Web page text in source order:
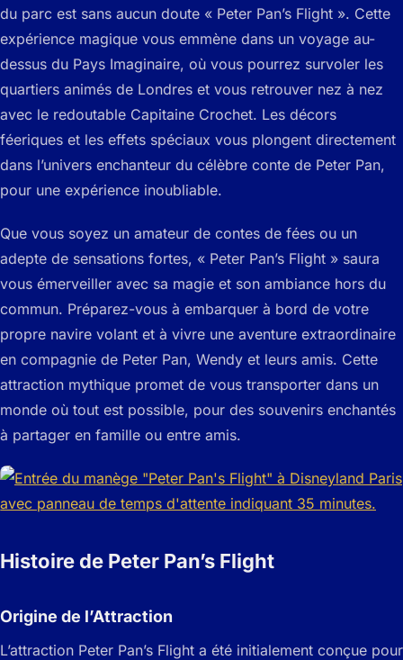
du parc est sans aucun doute « Peter Pan’s Flight ». Cette
expérience magique vous emmène dans un voyage au-
dessus du Pays Imaginaire, où vous pourrez survoler les
quartiers animés de Londres et vous retrouver nez à nez
avec le redoutable Capitaine Crochet. Les décors
féeriques et les effets spéciaux vous plongent directement
dans l’univers enchanteur du célèbre conte de Peter Pan,
pour une expérience inoubliable.
Que vous soyez un amateur de contes de fées ou un
adepte de sensations fortes, « Peter Pan’s Flight » saura
vous émerveiller avec sa magie et son ambiance hors du
commun. Préparez-vous à embarquer à bord de votre
propre navire volant et à vivre une aventure extraordinaire
en compagnie de Peter Pan, Wendy et leurs amis. Cette
attraction mythique promet de vous transporter dans un
monde où tout est possible, pour des souvenirs enchantés
à partager en famille ou entre amis.
Histoire de Peter Pan’s Flight
Origine de l’Attraction
L’attraction Peter Pan’s Flight a été initialement conçue pour